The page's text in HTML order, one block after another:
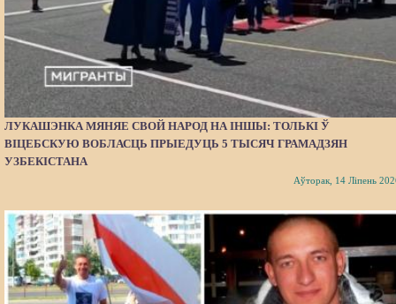
ЛУКАШЭНКА МЯНЯЕ СВОЙ НАРОД НА ІНШЫ: ТОЛЬКІ Ў
ВІЦЕБСКУЮ ВОБЛАСЦЬ ПРЫЕДУЦЬ 5 ТЫСЯЧ ГРАМАДЗЯН
УЗБЕКІСТАНА
Аўторак, 14 Ліпень